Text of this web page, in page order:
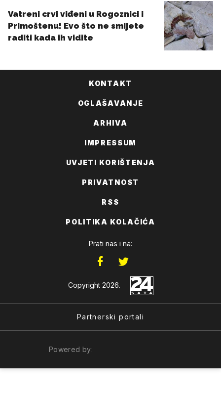
KONTAKT
OGLAŠAVANJE
ARHIVA
IMPRESSUM
UVJETI KORIŠTENJA
PRIVATNOST
RSS
POLITIKA KOLAČIĆA
Prati nas i na:
Copyright 2026.
Partnerski portali
Powered by: